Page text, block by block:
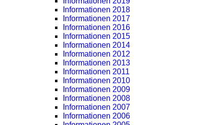
Informationen 2018
Informationen 2017
Informationen 2016
Informationen 2015
Informationen 2014
Informationen 2012
Informationen 2013
Informationen 2011
Informationen 2010
Informationen 2009
Informationen 2008
Informationen 2007
Informationen 2006